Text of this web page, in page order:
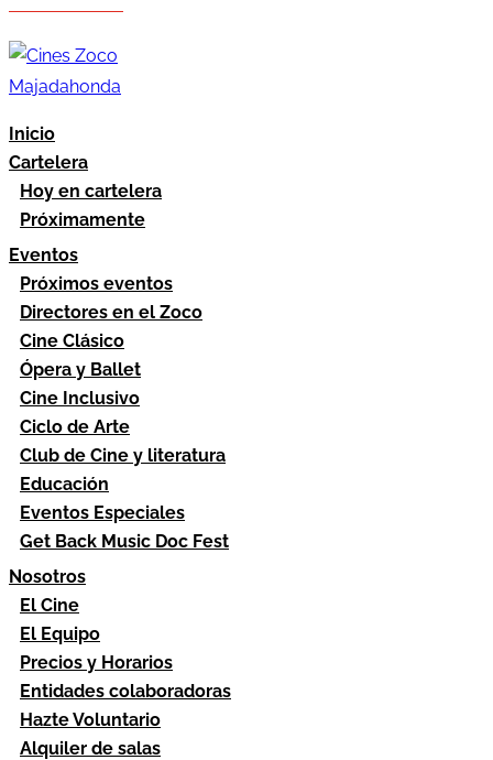
Inicio
Cartelera
Hoy en cartelera
Próximamente
Eventos
Próximos eventos
Directores en el Zoco
Cine Clásico
Ópera y Ballet
Cine Inclusivo
Ciclo de Arte
Club de Cine y literatura
Educación
Eventos Especiales
Get Back Music Doc Fest
Nosotros
El Cine
El Equipo
Precios y Horarios
Entidades colaboradoras
Hazte Voluntario
Alquiler de salas